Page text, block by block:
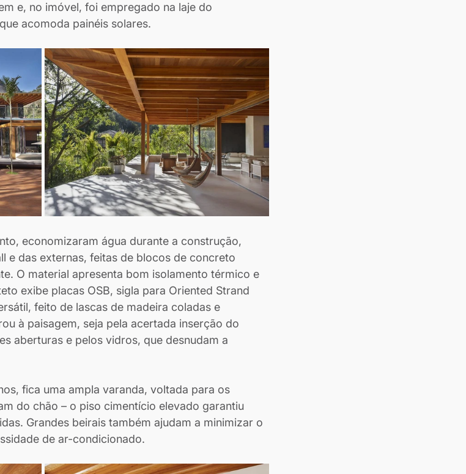
e, no imóvel, foi empregado na laje do
acomoda painéis solares.
economizaram água durante a construção,
e das externas, feitas de blocos de concreto
O material apresenta bom isolamento térmico e
exibe placas OSB, sigla para Oriented Strand
feito de lascas de madeira coladas e
à paisagem, seja pela acertada inserção do
aberturas e pelos vidros, que desnudam a
fica uma ampla varanda, voltada para os
do chão – o piso cimentício elevado garantiu
Grandes beirais também ajudam a minimizar o
de ar-condicionado.